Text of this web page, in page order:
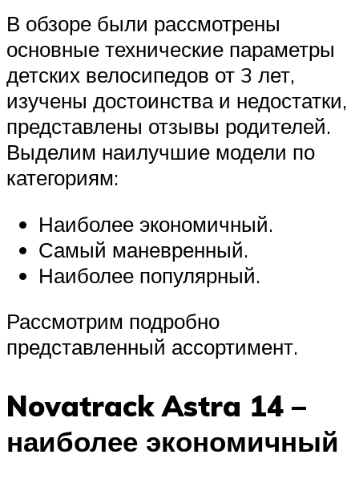
В обзоре были рассмотрены
основные технические параметры
детских велосипедов от 3 лет,
изучены достоинства и недостатки,
представлены отзывы родителей.
Выделим наилучшие модели по
категориям:
Наиболее экономичный.
Самый маневренный.
Наиболее популярный.
Рассмотрим подробно
представленный ассортимент.
Novatrack Astra 14 –
наиболее экономичный